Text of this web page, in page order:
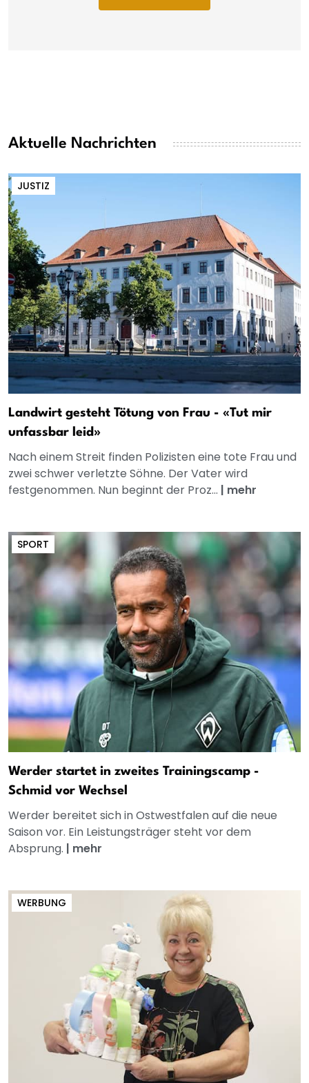
Aktuelle Nachrichten
JUSTIZ
Landwirt gesteht Tötung von Frau - «Tut mir
unfassbar leid»
Nach einem Streit finden Polizisten eine tote Frau und
zwei schwer verletzte Söhne. Der Vater wird
festgenommen. Nun beginnt der Proz... | mehr
SPORT
Werder startet in zweites Trainingscamp -
Schmid vor Wechsel
Werder bereitet sich in Ostwestfalen auf die neue
Saison vor. Ein Leistungsträger steht vor dem
Absprung. | mehr
WERBUNG